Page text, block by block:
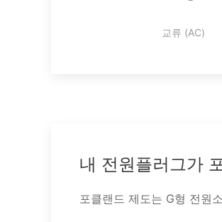
교류 (AC)
내 전원플러그가
포클랜드 제도는 G형 전원